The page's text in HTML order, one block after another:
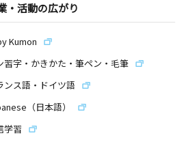
・活動の広がり
Kumon
習字・かきかた・筆ペン・毛筆
ンス語・ドイツ語
（日本語）
学習